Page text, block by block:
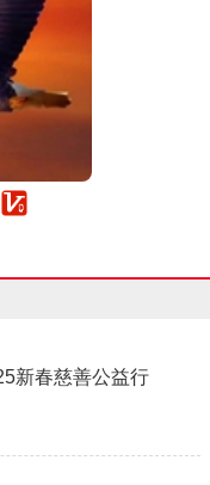
新春慈善公益行